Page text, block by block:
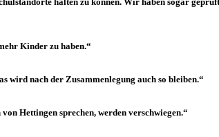
Kinder zu haben.“
wird nach der Zusammenlegung auch so bleiben.“
Hettingen sprechen, werden verschwiegen.“